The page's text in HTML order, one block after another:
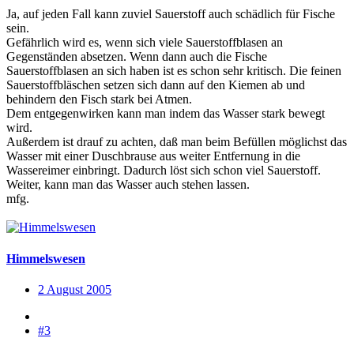
Ja, auf jeden Fall kann zuviel Sauerstoff auch schädlich für Fische
sein.
Gefährlich wird es, wenn sich viele Sauerstoffblasen an
Gegenständen absetzen. Wenn dann auch die Fische
Sauerstoffblasen an sich haben ist es schon sehr kritisch. Die feinen
Sauerstoffbläschen setzen sich dann auf den Kiemen ab und
behindern den Fisch stark bei Atmen.
Dem entgegenwirken kann man indem das Wasser stark bewegt
wird.
Außerdem ist drauf zu achten, daß man beim Befüllen möglichst das
Wasser mit einer Duschbrause aus weiter Entfernung in die
Wassereimer einbringt. Dadurch löst sich schon viel Sauerstoff.
Weiter, kann man das Wasser auch stehen lassen.
mfg.
Himmelswesen
2 August 2005
#3